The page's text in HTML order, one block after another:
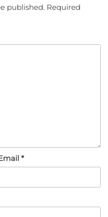
published. Required
*